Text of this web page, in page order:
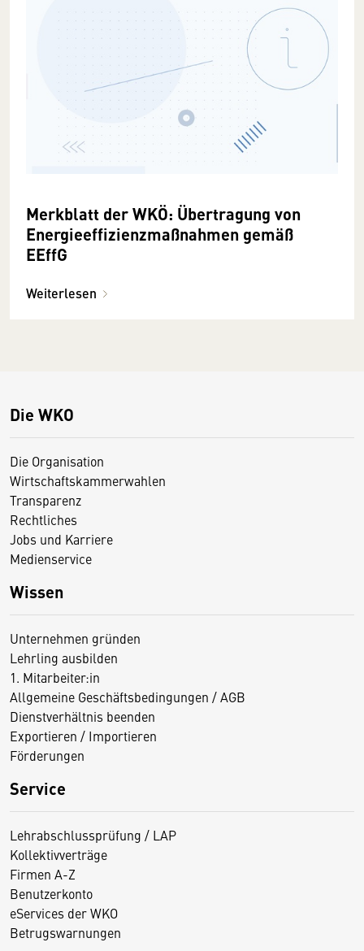
Merkblatt der WKÖ: Übertragung von
Energieeffizienzmaßnahmen gemäß
EEffG
Weiterlesen
Die WKO
Die Organisation
Wirtschaftskammerwahlen
Transparenz
Rechtliches
Jobs und Karriere
Medienservice
Wissen
Unternehmen gründen
Lehrling ausbilden
1. Mitarbeiter:in
Allgemeine Geschäftsbedingungen / AGB
Dienstverhältnis beenden
Exportieren / Importieren
Förderungen
Service
Lehrabschlussprüfung / LAP
Kollektivverträge
Firmen A-Z
Benutzerkonto
eServices der WKO
Betrugswarnungen